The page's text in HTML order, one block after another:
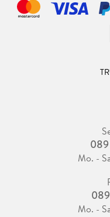
Mo. -
Mo. -